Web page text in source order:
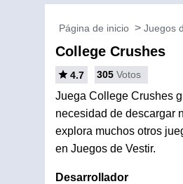
Página de inicio Juegos
College Crushes
4.7 305 Votos
Juega College Crushes
necesidad de descargar
explora muchos otros
en Juegos de Vestir.
Desarrollador